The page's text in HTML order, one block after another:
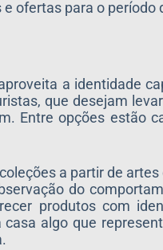
ofertas para o período
a identidade
que desejam
Entre opções estão
a partir de
do
produtos com
algo que